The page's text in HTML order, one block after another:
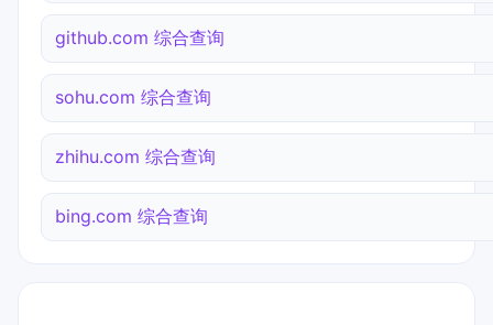
github.com 综合查询
sohu.com 综合查询
zhihu.com 综合查询
bing.com 综合查询